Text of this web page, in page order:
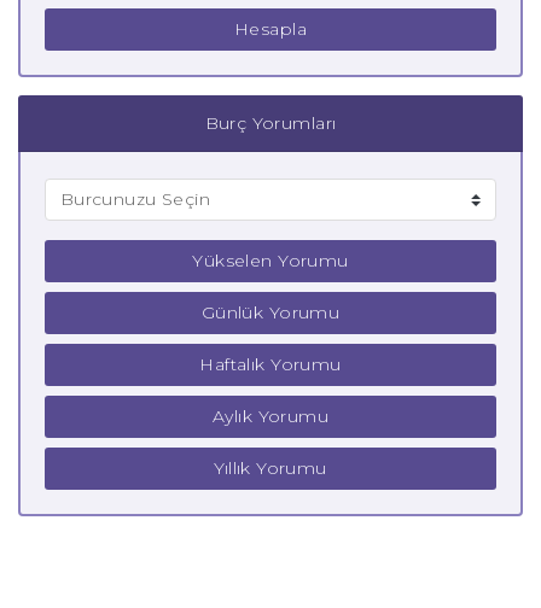
Hesapla
Burç Yorumları
Yükselen Yorumu
Günlük Yorumu
Haftalık Yorumu
Aylık Yorumu
Yıllık Yorumu